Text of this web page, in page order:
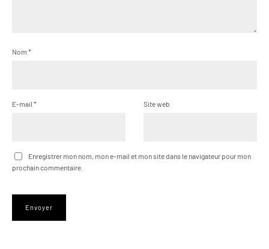
Nom *
E-mail * Site web
Enregistrer mon nom, mon e-mail et mon site dans le navigateur pour mon
prochain commentaire.